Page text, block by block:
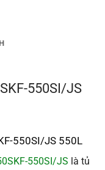
550SI/JS
550SI/JS 550L
550SI/JS là tủ